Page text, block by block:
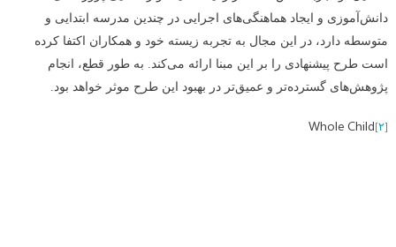
دانش‌آموزی و ایجاد هماهنگی‌های اجرایی در چندین مدرسه ابتدایی و
متوسطه دارد، در این مجال به تجربه زیسته خود و همکاران اکتفا کرده
است طرح پیشنهادی را بر این مبنا ارائه می‌کند. به طور قطع، انجام
پژوهش‌های گسترده‌تر و عمیق‌تر در بهبود این طرح موثر خواهد بود.
[۲] Whole Child